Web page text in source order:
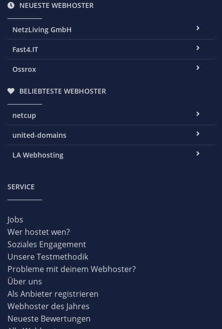
NEUESTE WEBHOSTER
NetzLiving GmbH
Fast4.IT
Ossrox
BELIEBTESTE WEBHOSTER
netcup
united-domains
LA Webhosting
SERVICE
Jobs
Wer hostet wen?
Soziales Engagement
Unsere Testmethodik
Probleme mit deinem Webhoster?
Über uns
Als Anbieter registrieren
Webhoster des Jahres
Neueste Bewertungen